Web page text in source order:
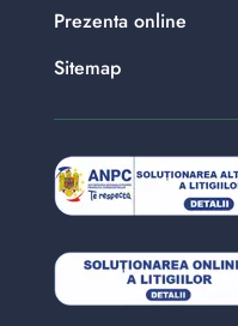
Prezenta online
Sitemap